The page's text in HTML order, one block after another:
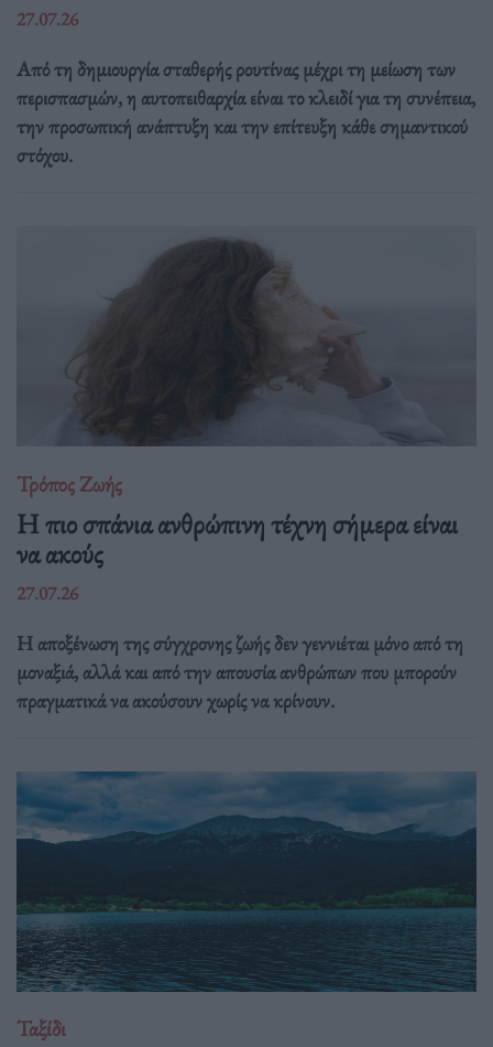
27.07.26
Από τη δημιουργία σταθερής ρουτίνας μέχρι τη μείωση των
περισπασμών, η αυτοπειθαρχία είναι το κλειδί για τη συνέπεια,
την προσωπική ανάπτυξη και την επίτευξη κάθε σημαντικού
στόχου.
Τρόπος Ζωής
Η πιο σπάνια ανθρώπινη τέχνη σήμερα είναι
να ακούς
27.07.26
Η αποξένωση της σύγχρονης ζωής δεν γεννιέται μόνο από τη
μοναξιά, αλλά και από την απουσία ανθρώπων που μπορούν
πραγματικά να ακούσουν χωρίς να κρίνουν.
Ταξίδι